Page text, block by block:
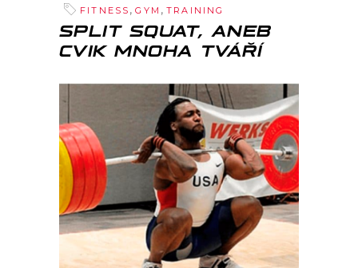
FITNESS ,GYM ,TRAINING
SPLIT SQUAT, ANEB
CVIK MNOHA TVÁŘÍ